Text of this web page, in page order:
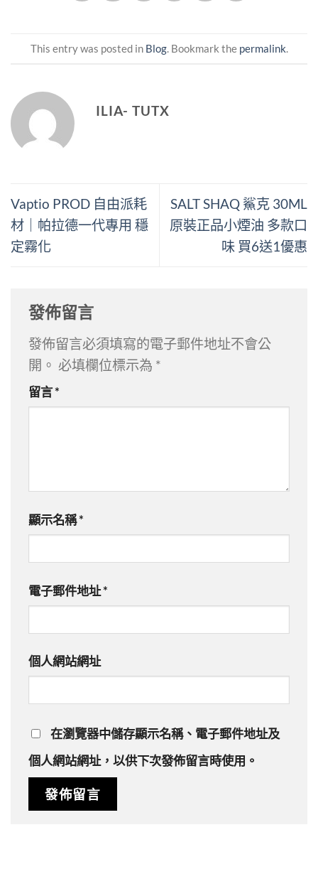
This entry was posted in Blog. Bookmark the permalink
ILIA- TUTX
Vaptio PROD 自由派耗
材｜帕拉德一代專用 穩
定霧化
SALT SHAQ 鯊克 30ML
原裝正品小煙油 多款口
味 買6送1優惠
發佈留言
發佈留言必須填寫的電子郵件地址不會公
開。 必填欄位標示為 *
留言*
顯示名稱*
電子郵件地址*
個人網站網址
在瀏覽器中儲存顯示名稱、電子郵件地址及
個人網站網址，以供下次發佈留言時使用。